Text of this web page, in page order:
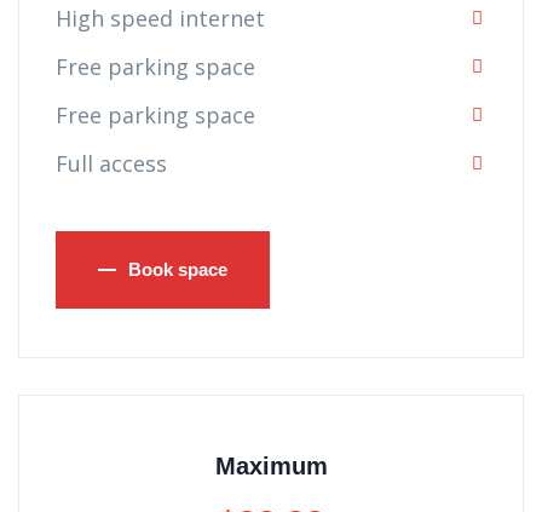
High speed internet
Free parking space
Free parking space
Full access
Book space
Maximum